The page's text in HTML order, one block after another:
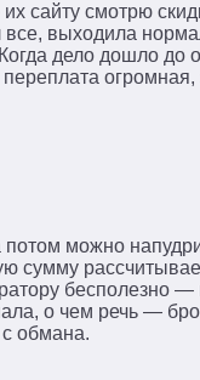
сайту смотрю
все, выходила
дело дошло
можно
сумму
бесполезно
о чем речь —
обмана.